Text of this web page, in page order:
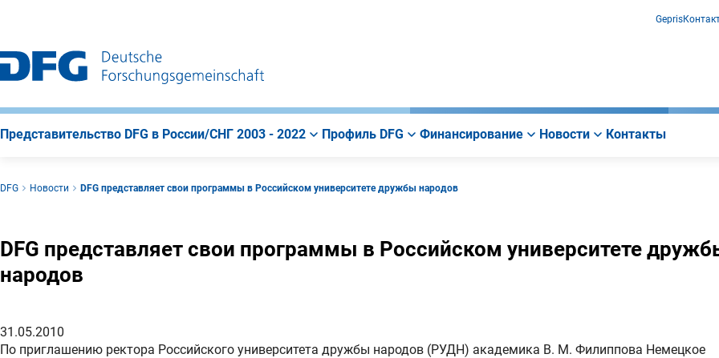
навигации
страницы
Gepris
Представительство DFG в России/СНГ 2003 - 2022 Профиль DFG Финансирование Новости Контакты
DFG Новости DFG представляет свои программы в Российском университете дружбы народов
DFG представляет свои программы в Российском университете
народов
31.05.2010
По приглашению ректора Российского университета дружбы народов (РУДН) академика В. М. Филиппова Немецкое